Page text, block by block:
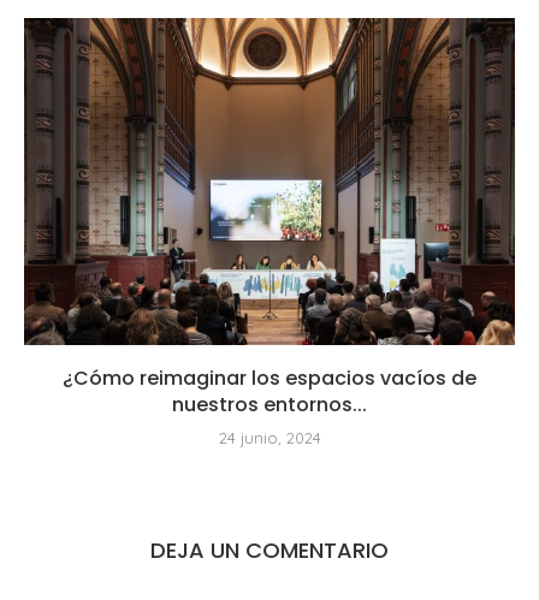
¿Cómo reimaginar los espacios vacíos de
nuestros entornos...
24 junio, 2024
DEJA UN COMENTARIO